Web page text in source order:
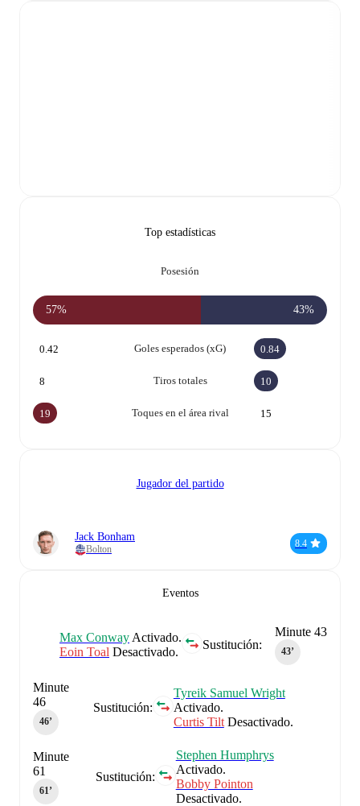
Top estadísticas
Posesión
57% 43%
Goles esperados (xG)
0.42 0.84
Tiros totales
8 10
Toques en el área rival
19 15
Jugador del partido
Jack Bonham
Bolton
8.4
Eventos
Minute 43
43‎’‎
Sustitución:
Max Conway Activado.
Eoin Toal Desactivado.
Sustitución:
Tyreik Samuel Wright
Activado.
Curtis TiltDesactivado.
Minute
46
46‎’‎
Sustitución:
Stephen Humphrys
Activado.
Bobby Pointon
Desactivado.
Minute
61
61‎’‎